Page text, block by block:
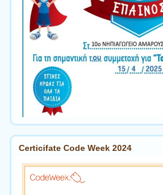
Certicifate Code Week 2024